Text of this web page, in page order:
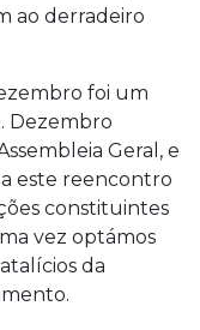
ao derradeiro
foi um
Dezembro
Geral, e
este reencontro
constituintes
vez optámos
da